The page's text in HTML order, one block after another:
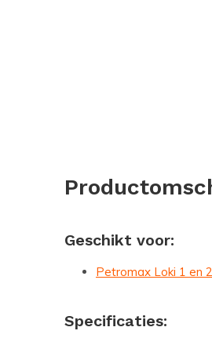
Geschikt voor:
Petromax Loki 1 en 2
Specificaties: